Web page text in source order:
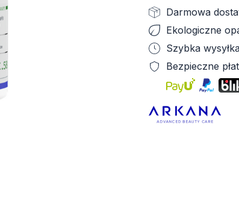
Darmowa
Ekologiczne
Szybka
Bezpieczne